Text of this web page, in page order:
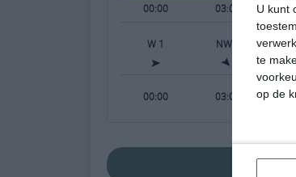
U kunt
te
op de
00:00 03:00
W 1 NW 1
00:00 03:00